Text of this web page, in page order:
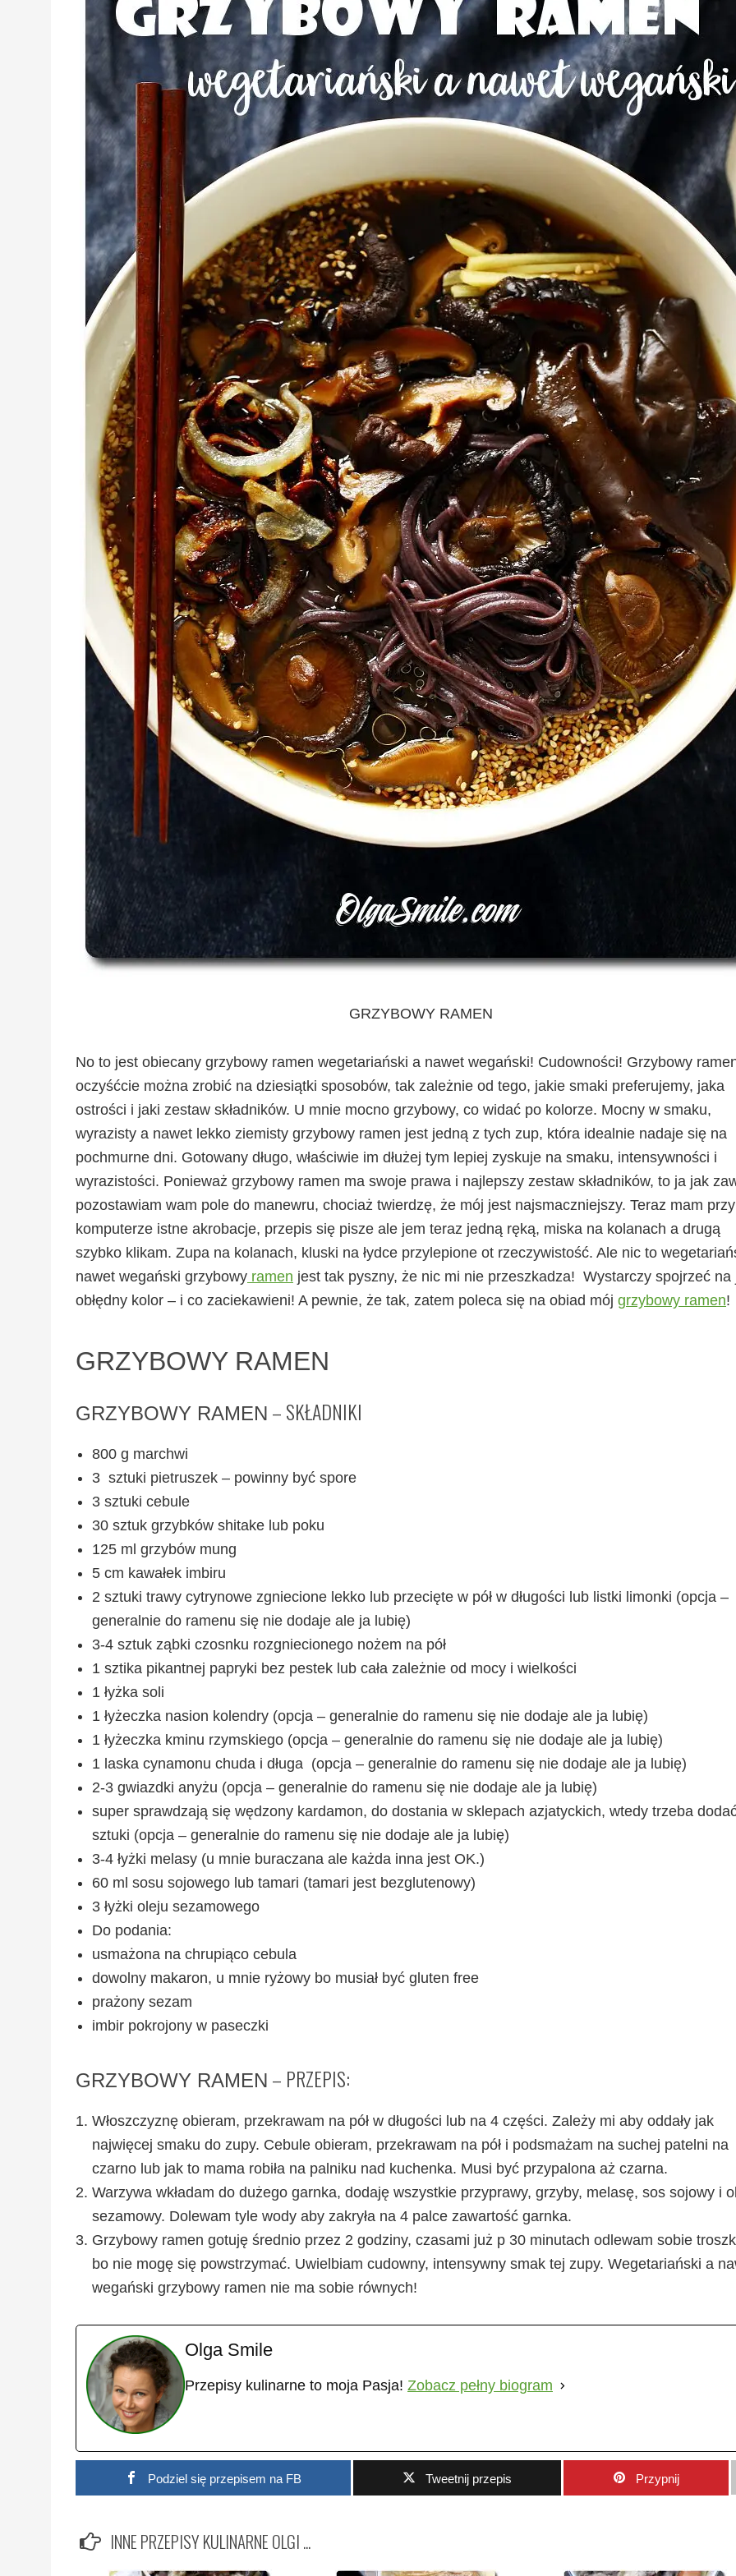
GRZYBOWY RAMEN
No to jest obiecany grzybowy ramen wegetariański a nawet wegański! Cudowności! Grzybowy
oczyśćcie można zrobić na dziesiątki sposobów, tak zależnie od tego, jakie smaki preferujemy, jaka
ostrości i jaki zestaw składników. U mnie mocno grzybowy, co widać po kolorze. Mocny w smaku,
wyrazisty a nawet lekko ziemisty grzybowy ramen jest jedną z tych zup, która idealnie nadaje się na
pochmurne dni. Gotowany długo, właściwie im dłużej tym lepiej zyskuje na smaku, intensywności i
wyrazistości. Ponieważ grzybowy ramen ma swoje prawa i najlepszy zestaw składników, to ja jak
pozostawiam wam pole do manewru, chociaż twierdzę, że mój jest najsmaczniejszy. Teraz mam przy
komputerze istne akrobacje, przepis się pisze ale jem teraz jedną ręką, miska na kolanach a drugą
szybko klikam. Zupa na kolanach, kluski na łydce przylepione ot rzeczywistość. Ale nic to
nawet wegański grzybowy ramen jest tak pyszny, że nic mi nie przeszkadza! Wystarczy spojrzeć na
obłędny kolor – i co zaciekawieni! A pewnie, że tak, zatem poleca się na obiad mój grzybowy ramen!
GRZYBOWY RAMEN
GRZYBOWY RAMEN – SKŁADNIKI
800 g marchwi
3 sztuki pietruszek – powinny być spore
3 sztuki cebule
30 sztuk grzybków shitake lub poku
125 ml grzybów mung
5 cm kawałek imbiru
2 sztuki trawy cytrynowe zgniecione lekko lub przecięte w pół w długości lub listki limonki (opcja –
generalnie do ramenu się nie dodaje ale ja lubię)
3-4 sztuk ząbki czosnku rozgniecionego nożem na pół
1 sztika pikantnej papryki bez pestek lub cała zależnie od mocy i wielkości
1 łyżka soli
1 łyżeczka nasion kolendry (opcja – generalnie do ramenu się nie dodaje ale ja lubię)
1 łyżeczka kminu rzymskiego (opcja – generalnie do ramenu się nie dodaje ale ja lubię)
1 laska cynamonu chuda i długa (opcja – generalnie do ramenu się nie dodaje ale ja lubię)
2-3 gwiazdki anyżu (opcja – generalnie do ramenu się nie dodaje ale ja lubię)
super sprawdzają się wędzony kardamon, do dostania w sklepach azjatyckich, wtedy trzeba
sztuki (opcja – generalnie do ramenu się nie dodaje ale ja lubię)
3-4 łyżki melasy (u mnie buraczana ale każda inna jest OK.)
60 ml sosu sojowego lub tamari (tamari jest bezglutenowy)
3 łyżki oleju sezamowego
Do podania:
usmażona na chrupiąco cebula
dowolny makaron, u mnie ryżowy bo musiał być gluten free
prażony sezam
imbir pokrojony w paseczki
GRZYBOWY RAMEN – PRZEPIS:
Włoszczyznę obieram, przekrawam na pół w długości lub na 4 części. Zależy mi aby oddały jak
najwięcej smaku do zupy. Cebule obieram, przekrawam na pół i podsmażam na suchej patelni na
czarno lub jak to mama robiła na palniku nad kuchenka. Musi być przypalona aż czarna.
Warzywa wkładam do dużego garnka, dodaję wszystkie przyprawy, grzyby, melasę, sos sojowy i
sezamowy. Dolewam tyle wody aby zakryła na 4 palce zawartość garnka.
Grzybowy ramen gotuję średnio przez 2 godziny, czasami już p 30 minutach odlewam sobie
bo nie mogę się powstrzymać. Uwielbiam cudowny, intensywny smak tej zupy. Wegetariański a
wegański grzybowy ramen nie ma sobie równych!
Olga Smile
Przepisy kulinarne to moja Pasja! Zobacz pełny biogram
Podziel się przepisem na FB Tweetnij przepis Przypnij
INNE PRZEPISY KULINARNE OLGI ...